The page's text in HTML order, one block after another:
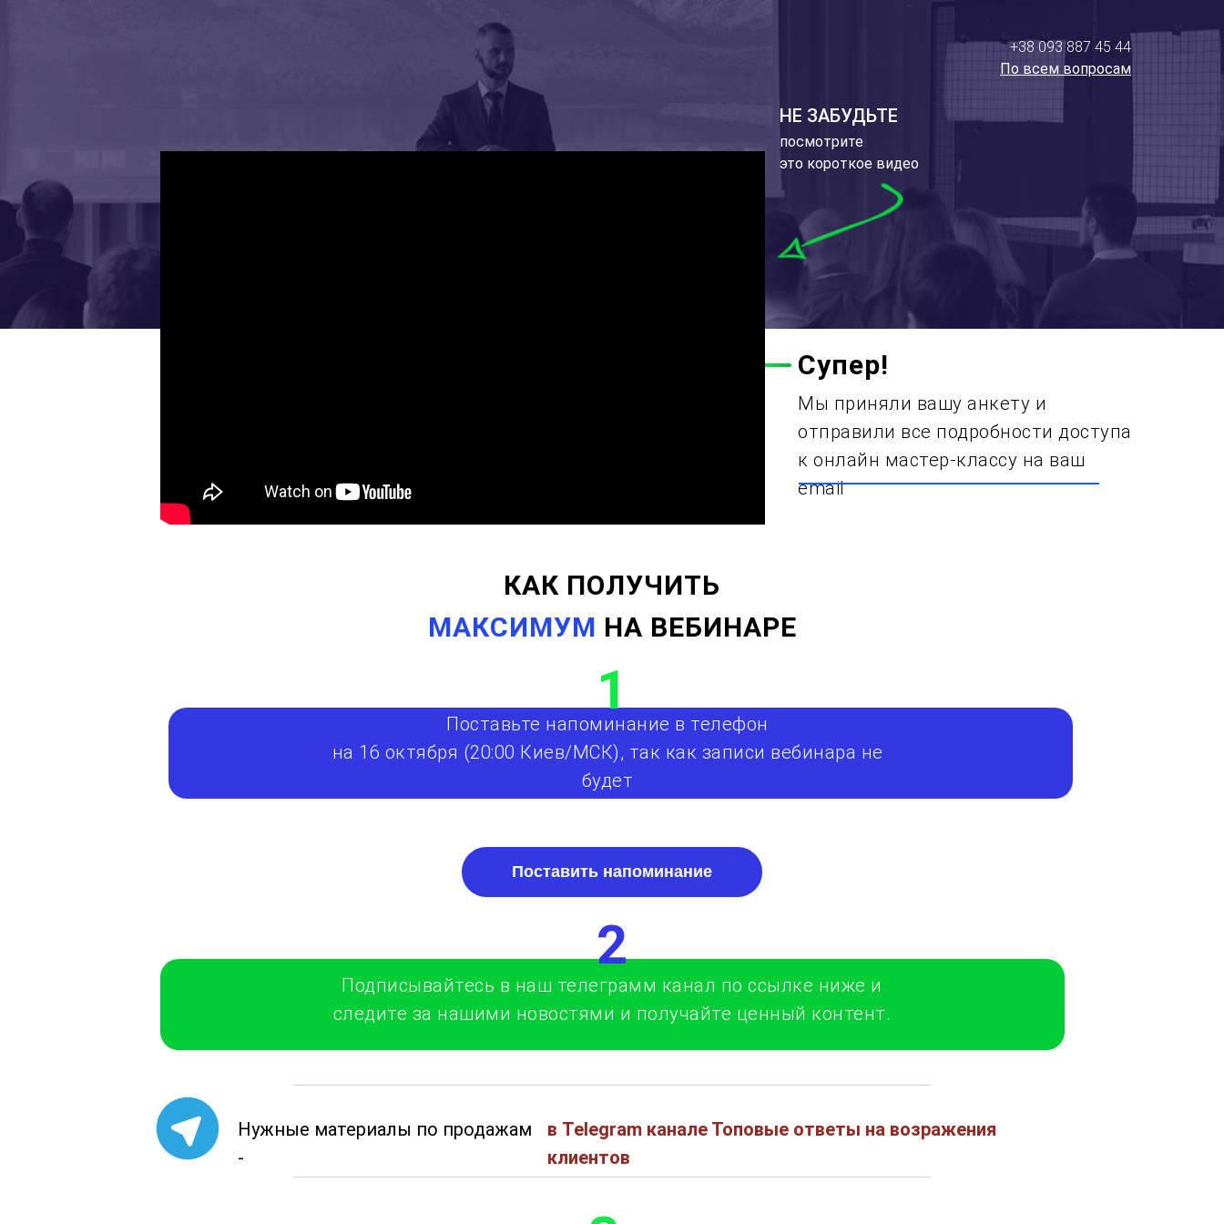
НЕ ЗАБУДЬТЕ
посмотрите
это короткое видео
+38 093 887 45 44
По всем вопросам
Супер!
Мы приняли вашу анкету и
отправили все подробности доступа
к онлайн мастер-классу на ваш
email
Поставьте напоминание в телефон
на 16 октября (20:00 Киев/МСК), так как записи вебинара не
будет
КАК ПОЛУЧИТЬ
МАКСИМУМ НА ВЕБИНАРЕ
1
Подписывайтесь в наш телеграмм канал по ссылке ниже и
следите за нашими новостями и получайте ценный контент.
2
Нужные материалы по продажам
-
в Telegram канале Топовые ответы на возражения
клиентов
Поставить напоминание